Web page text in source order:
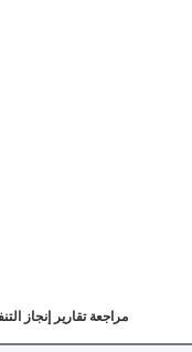
مراجعة تقارير إنجاز التنفيذ: 03-